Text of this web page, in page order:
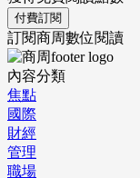
付費訂閱
訂閱商周數位閱讀
內容分類
焦點
國際
財經
管理
職場